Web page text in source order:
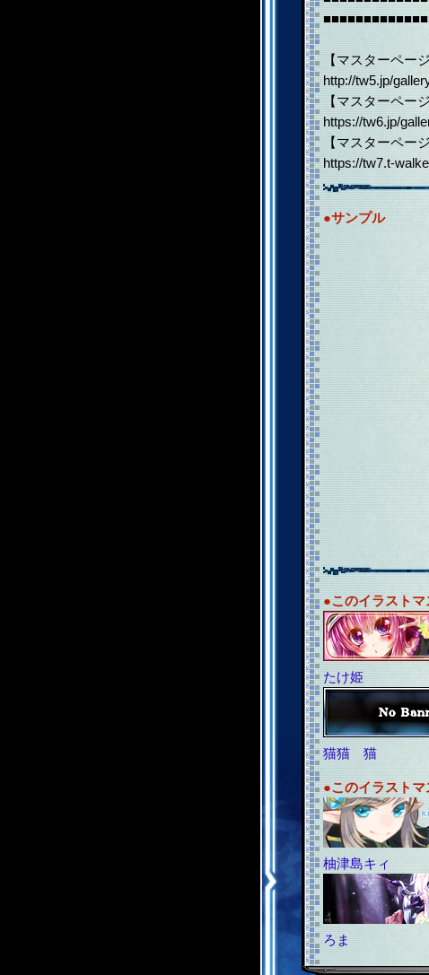
【マスターペー
http://tw5.jp/
【マスターペー
https://tw6.jp/
【マスターペー
https://tw7.t-
●サンプル
●このイラスト
たけ姫
猫猫 猫
●このイラスト
柚津島キィ
ろま